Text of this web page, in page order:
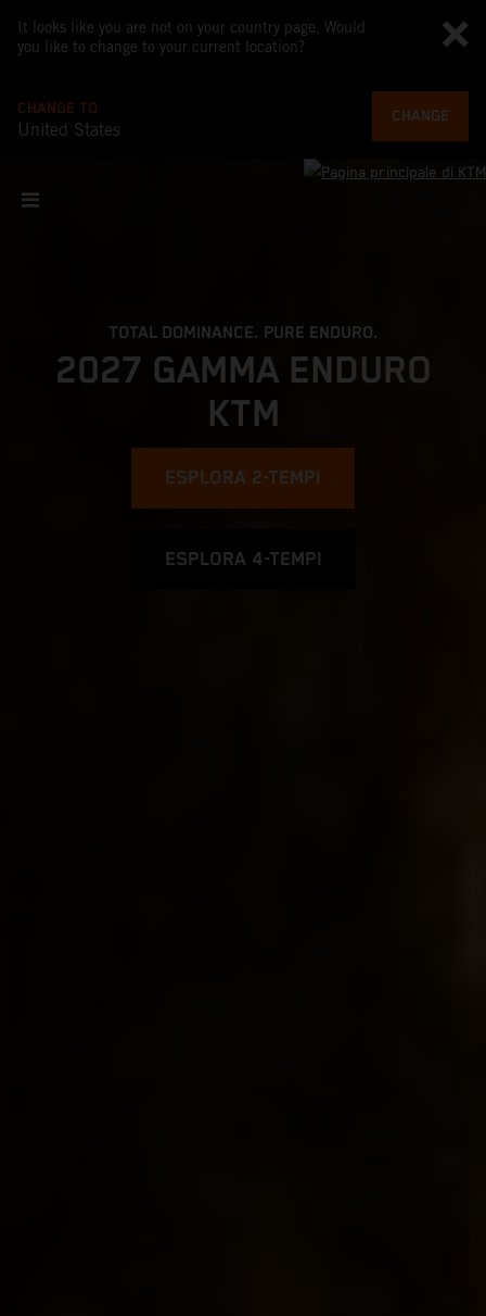
It looks like you are not on your country page. Would
you like to change to your current location?
CHANGE TO
United States
CHANGE
TOTAL DOMINANCE. PURE ENDURO.
2027 GAMMA ENDURO
KTM
ESPLORA 2-TEMPI
ESPLORA 4-TEMPI